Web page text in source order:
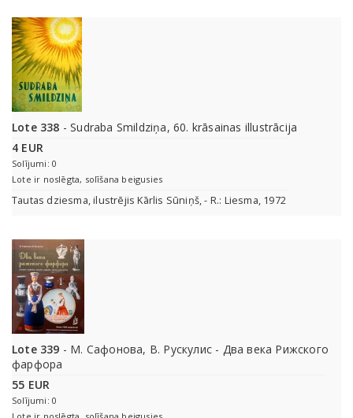
Lote 338 - Sudraba Smildziņa, 60. krāsainas illustrācija
4 EUR
Solījumi: 0
Lote ir noslēgta, solīšana beigusies
Tautas dziesma, ilustrējis Kārlis Sūniņš, - R.: Liesma, 1972
Lote 339 - М. Сафонова, В. Рускулис - Два века Рижского
фарфора
55 EUR
Solījumi: 0